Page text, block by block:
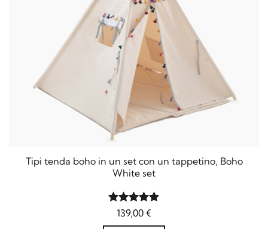
Tipi tenda boho in un set con un tappetino, Boho
White set
Valutato
139,00 €